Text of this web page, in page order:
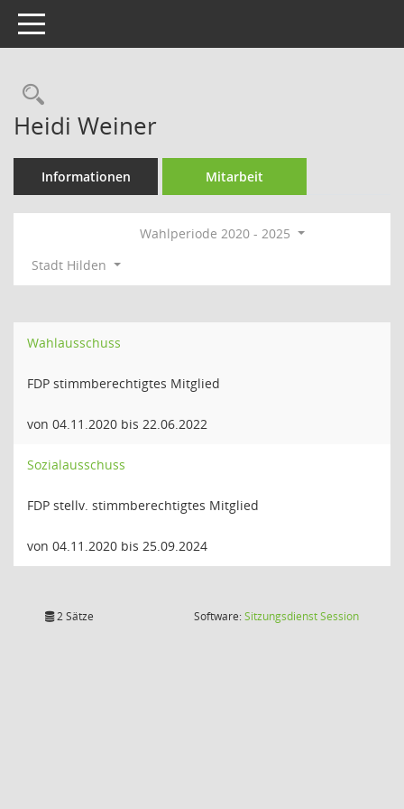
Toggle navigation
Rechercheauswahl
Heidi Weiner
Informationen Mitarbeit
Wahlperiode 2020 - 2025
Stadt Hilden
Wahlausschuss
FDP stimmberechtigtes Mitglied
von 04.11.2020 bis 22.06.2022
Sozialausschuss
FDP stellv. stimmberechtigtes Mitglied
von 04.11.2020 bis 25.09.2024
2 Sätze Software:SitzungsdienstSession(Wird in